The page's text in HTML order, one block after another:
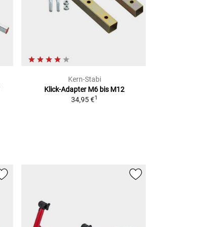
Kern-Stabi
Klick-Adapter M6 bis M12
34,95 €1